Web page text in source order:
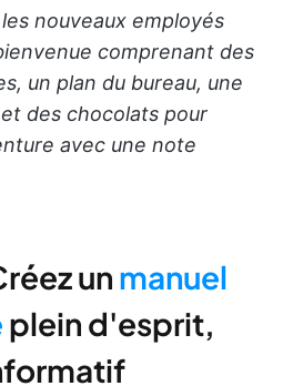
nouveaux employés
comprenant des
un plan du bureau, une
des chocolats pour
avec une note
un manuel
plein d'esprit,